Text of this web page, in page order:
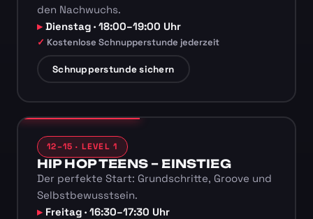
den Nachwuchs.
Dienstag · 18:00–19:00 Uhr
Kostenlose Schnupperstunde jederzeit
Schnupperstunde sichern
12–15 · LEVEL 1
HIP HOP TEENS – EINSTIEG
Der perfekte Start: Grundschritte, Groove und
Selbstbewusstsein.
Freitag · 16:30–17:30 Uhr